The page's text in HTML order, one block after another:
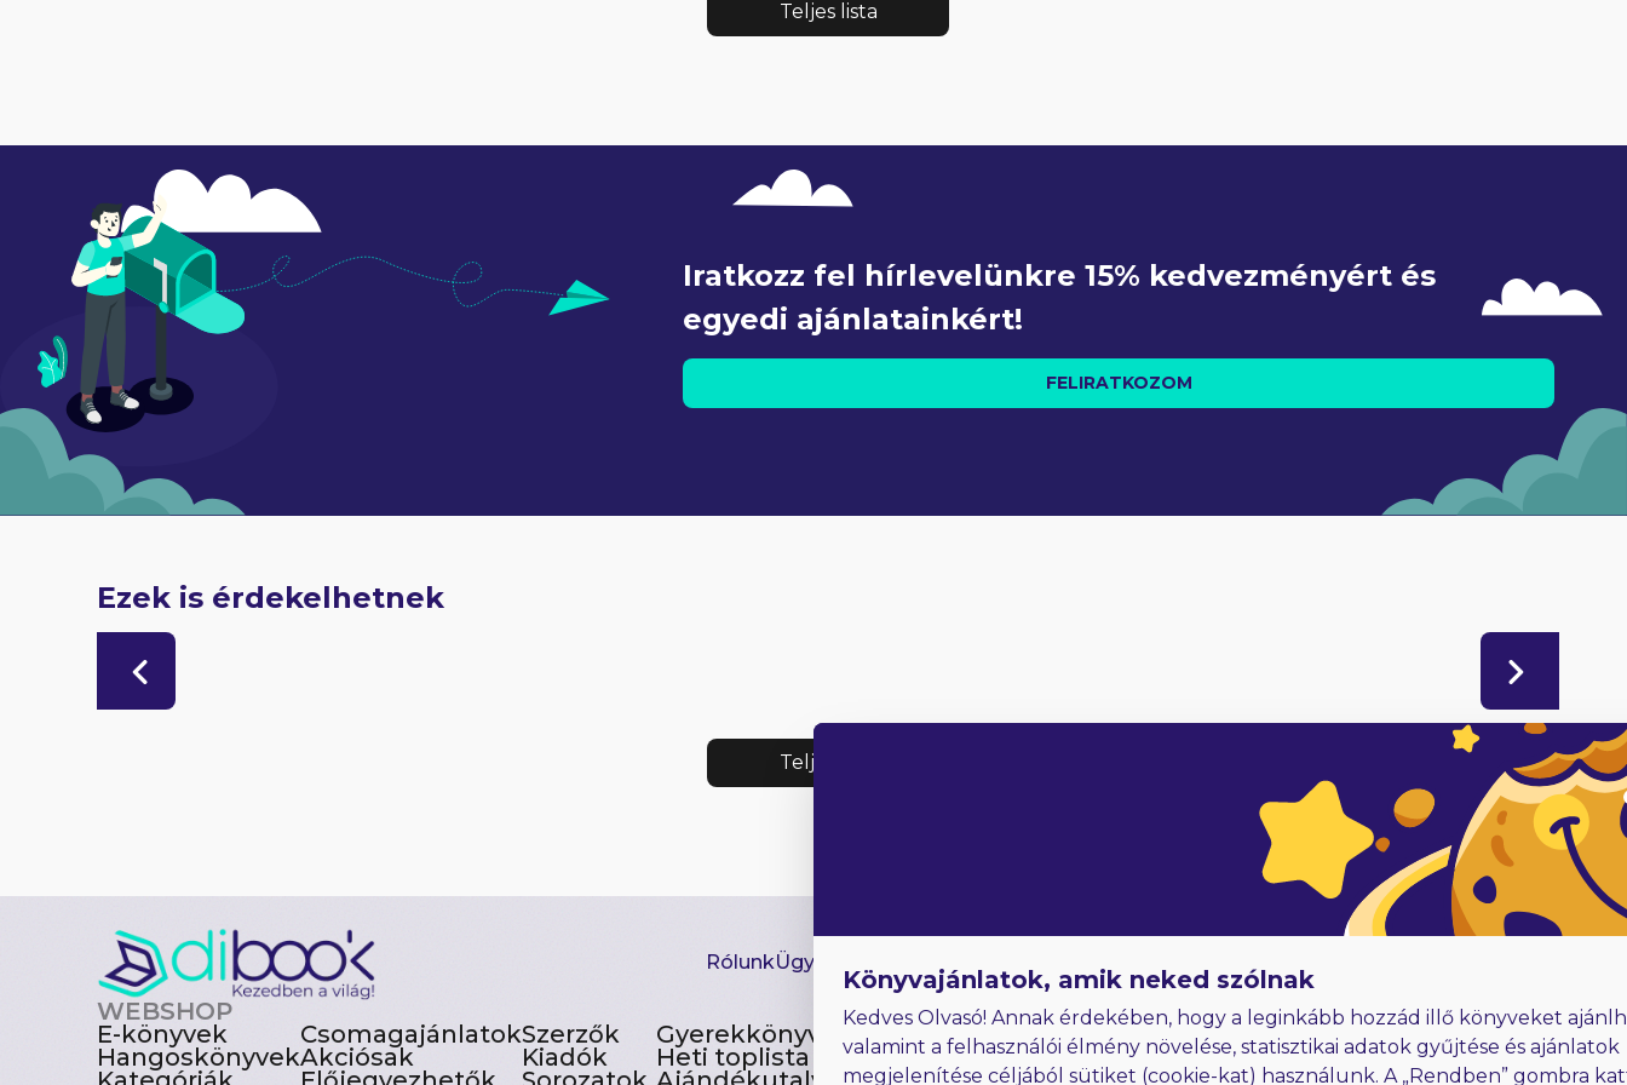
Teljes lista
Iratkozz fel hírlevelünkre 15% kedvezményért és
egyedi ajánlatainkért!
FELIRATKOZOM
Ezek is érdekelhetnek
Teljes lista
RólunkÜgyfélszolgálat
WEBSHOP
E-könyvek
Hangoskönyvek
Csomagajánlatok
Akciósak
Szerzők
Kiadók
Gyerekkönyvek
Heti toplista
Könyvajánlatok, amik neked szólnak
Kedves Olvasó! Annak érdekében, hogy a leginkább hozzád illő könyveket
valamint a felhasználói élmény növelése, statisztikai adatok gyűjtése és ajánlatok
megjelenítése céljából sütiket (cookie-kat) használunk. A „Rendben” gombra